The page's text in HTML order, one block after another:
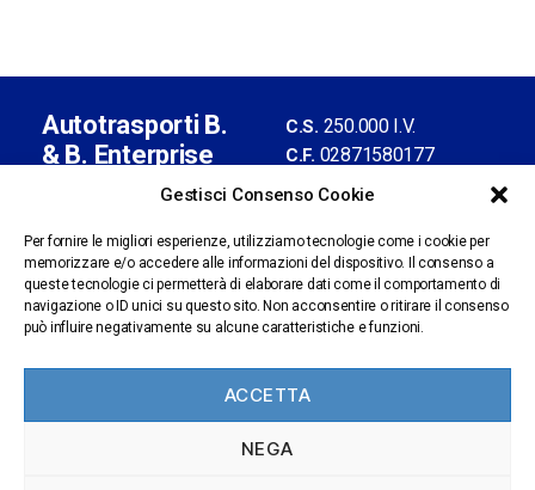
Gestisci Consenso Cookie
Per fornire le migliori esperienze, utilizziamo tecnologie come i cookie per
memorizzare e/o accedere alle informazioni del dispositivo. Il consenso a
queste tecnologie ci permetterà di elaborare dati come il comportamento di
navigazione o ID unici su questo sito. Non acconsentire o ritirare il consenso
può influire negativamente su alcune caratteristiche e funzioni.
ACCETTA
NEGA
Autotrasporti B.
& B. Enterprise
S.r.l. con socio
Sede legale:
via Artigianale, 61 -
25025 Manerbio (BS)
C.S. 250.000 I.V.
C.F. 02871580177
P.IVA02376900961
Iscrizione Albo
Autotrasportin.BS
1309601/X
amministrazione@pec.b
personale@pec.bbenter
Segnalazioni